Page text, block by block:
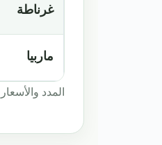
غرناطة
ماربيا
المدد